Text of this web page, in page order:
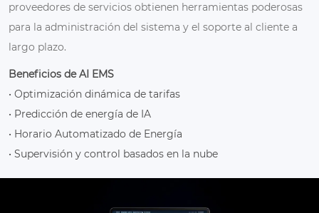
proveedores de servicios obtienen herramientas poderosas
para la administración del sistema y el soporte al cliente a
largo plazo.
Beneficios de AI EMS
• Optimización dinámica de tarifas
• Predicción de energía de IA
• Horario Automatizado de Energía
• Supervisión y control basados en la nube